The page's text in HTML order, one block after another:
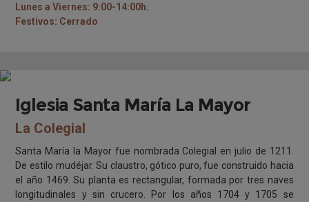
Lunes a Viernes: 9:00-14:00h.
Festivos: Cerrado
Iglesia Santa María La Mayor
La Colegial
Santa María la Mayor fue nombrada Colegial en julio de 1211.
De estilo mudéjar. Su claustro, gótico puro, fue construido hacia
el año 1469. Su planta es rectangular, formada por tres naves
longitudinales y sin crucero. Por los años 1704 y 1705 se